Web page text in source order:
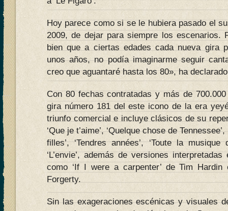
Hoy parece como si se le hubiera pasado el
2009, de dejar para siempre los escenarios.
bien que a ciertas edades cada nueva gira
unos años, no podía imaginarme seguir
creo que aguantaré hasta los 80», ha
Con 80 fechas contratadas y más de
gira número 181 del este icono de la era
triunfo comercial e incluye clásicos de su
‘Que je t’aime’, ‘Quelque chose de
filles’, ‘Tendres années’, ‘Toute la musique
‘L’envie’, además de versiones
como ‘If I were a carpenter’ de Tim Hardin
Forgerty.
Sin las exageraciones escénicas y visuales